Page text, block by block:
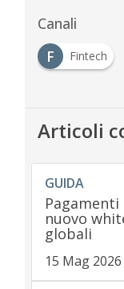
Canali
F
Fintech
Articoli
GUIDA
nuovo
globali
15 Mag 2026